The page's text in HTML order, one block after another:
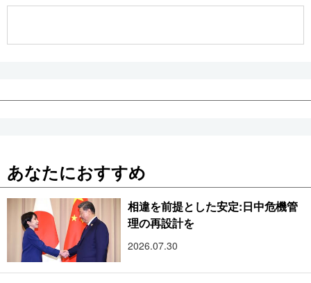
あなたにおすすめ
相違を前提とした安定:日中危機管
理の再設計を
2026.07.30